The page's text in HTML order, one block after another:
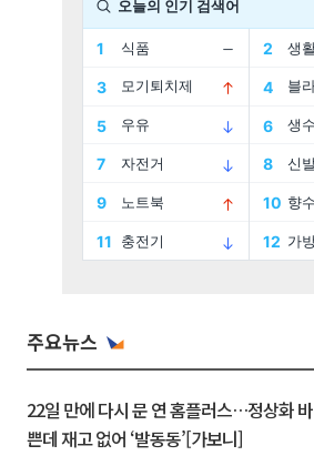
주요뉴스
22일 만에 다시 문 연 홈플러스…정상화 바
쁜데 재고 없어 ‘발동동’[가보니]